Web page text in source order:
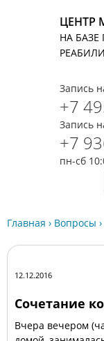
ЦЕНТР
НА
Запись
+7
Запись
+7
пн-сб
Главная › Вопросы ›
12.12.2016
Сочетание
Вчера вечером